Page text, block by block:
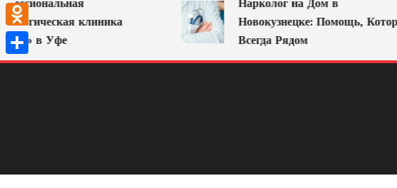
клиника
в Уфе
Нарколог на Дом в
Новокузнецке: Помощь, Которая
Всегда Рядом
VK
Odnoklassniki
Отправить